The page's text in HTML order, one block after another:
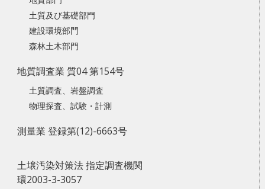
土質及び基礎部門
建設環境部門
森林土木部門
地質調査業 質04 第154号
土質調査、岩盤調査
物理探査、試験・計測
測量業 登録第(12)-6663号
土壌汚染対策法 指定調査機関
環2003-3-3057